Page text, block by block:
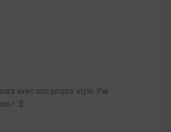
avec son propre style. Par
!